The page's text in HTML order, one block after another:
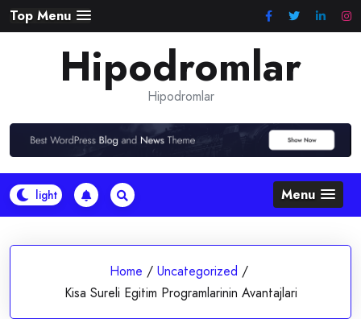
Skip
to
Top Menu
Hipodromlar
Hipodromlar
Menu
Home / Uncategorized /
Kisa Sureli Egitim Programlarinin Avantajlari